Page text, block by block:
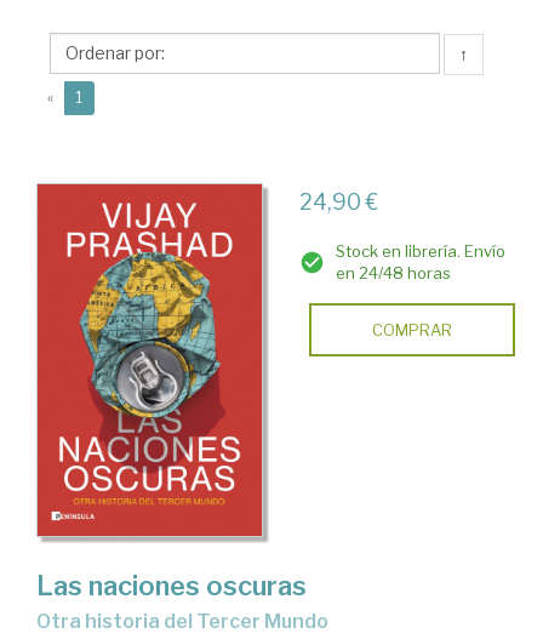
↑
« 1
24,90 €
Stock en librería. Envío
en 24/48 horas
COMPRAR
Las naciones oscuras
otra historia del Tercer Mundo